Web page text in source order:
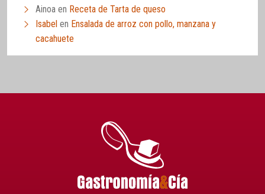
Ainoa en Receta de Tarta de queso
Isabel en Ensalada de arroz con pollo, manzana y
cacahuete